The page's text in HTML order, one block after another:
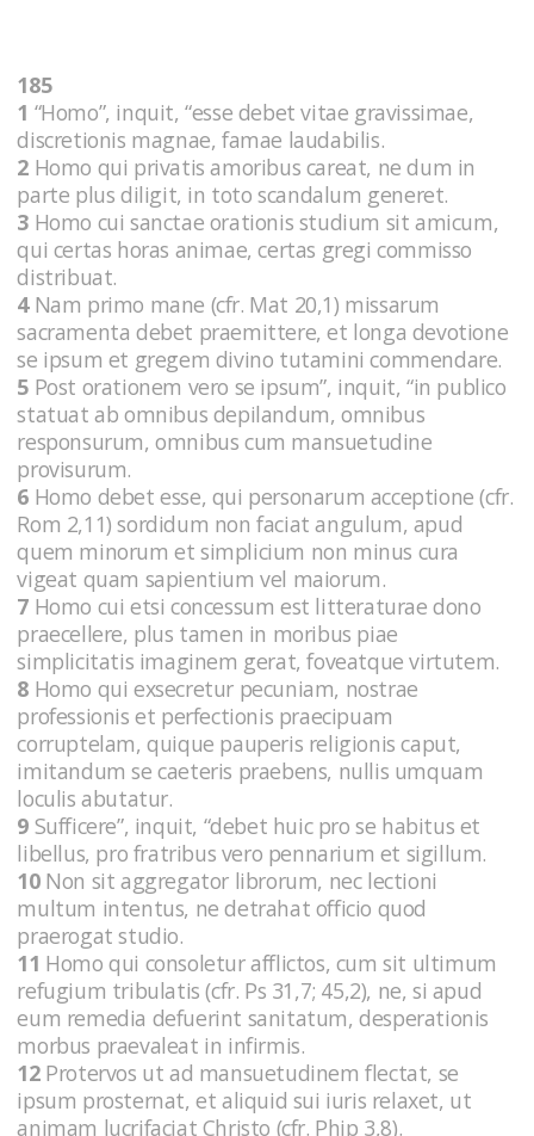
185
1 “Homo”, inquit, “esse debet vitae gravissimae,
discretionis magnae, famae laudabilis.
2 Homo qui privatis amoribus careat, ne dum in
parte plus diligit, in toto scandalum generet.
3 Homo cui sanctae orationis studium sit amicum,
qui certas horas animae, certas gregi commisso
distribuat.
4Nam primo mane (cfr. Mat 20,1) missarum
sacramenta debet praemittere, et longa devotione
se ipsum et gregem divino tutamini commendare.
5 Post orationem vero se ipsum”, inquit, “in publico
statuat ab omnibus depilandum, omnibus
responsurum, omnibus cum mansuetudine
provisurum.
6 Homo debet esse, qui personarum acceptione (cfr.
Rom 2,11) sordidum non faciat angulum, apud
quem minorum et simplicium non minus cura
vigeat quam sapientium vel maiorum.
7 Homo cui etsi concessum est litteraturae dono
praecellere, plus tamen in moribus piae
simplicitatis imaginem gerat, foveatque virtutem.
8 Homo qui exsecretur pecuniam, nostrae
professionis et perfectionis praecipuam
corruptelam, quique pauperis religionis caput,
imitandum se caeteris praebens, nullis umquam
loculis abutatur.
9 Sufficere”, inquit, “debet huic pro se habitus et
libellus, pro fratribus vero pennarium et sigillum.
10Non sit aggregator librorum, nec lectioni
multum intentus, ne detrahat officio quod
praerogat studio.
11 Homo qui consoletur afflictos, cum sit ultimum
refugium tribulatis (cfr. Ps 31,7; 45,2), ne, si apud
eum remedia defuerint sanitatum, desperationis
morbus praevaleat in infirmis.
12Protervos ut ad mansuetudinem flectat, se
ipsum prosternat, et aliquid sui iuris relaxet, ut
animam lucrifaciat Christo (cfr. Phip 3,8).